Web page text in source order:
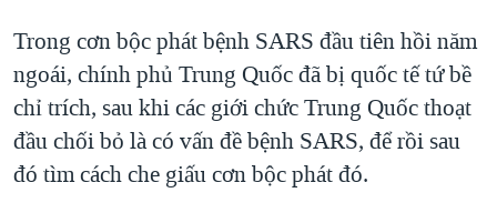
KHOA HỌC
SỨC KHOẺ
VĂN HOÁ
THỂ THAO
NGÀY TỊ NẠN THẾ GIỚI
TRỊNH VĨNH BÌNH - NGƯỜI HẠ 'BÊN THẮNG CUỘC'
GROUND ZERO – XƯA VÀ NAY
CHI PHÍ CHIẾN TRANH AFGHANISTAN
Ngôn ngữ khác
Trong cơn bộc phát bệnh SARS đầu tiên hồi năm
ngoái, chính phủ Trung Quốc đã bị quốc tế tứ bề
chỉ trích, sau khi các giới chức Trung Quốc thoạt
đầu chối bỏ là có vấn đề bệnh SARS, để rồi sau
đó tìm cách che giấu cơn bộc phát đó.